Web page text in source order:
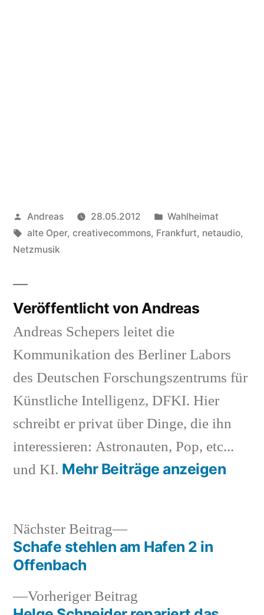
Veröffentlicht
von
Andreas 28.05.2012
Veröffentlicht
in
Wahlheimat
Schlagwörter:
alte Oper, creativecommons, Frankfurt, netaudio,
Netzmusik
Veröffentlicht von Andreas
Andreas Schepers leitet die
Kommunikation des Berliner Labors
des Deutschen Forschungszentrums für
Künstliche Intelligenz, DFKI. Hier
schreibt er privat über Dinge, die ihn
interessieren: Astronauten, Pop, etc...
und KI. Mehr Beiträge anzeigen
Beitragsnavigation
Vorheriger Beitrag
Nächster Beitrag
Nächster
Beitrag:
Schafe stehlen am Hafen 2 in
Offenbach